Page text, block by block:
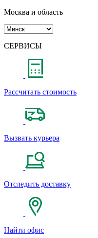
Москва и область
СЕРВИСЫ
Рассчитать стоимость
Вызвать курьера
Отследить доставку
Найти офис